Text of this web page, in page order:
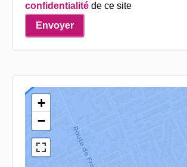
confidentialitéde ce site
Envoyer
+
−